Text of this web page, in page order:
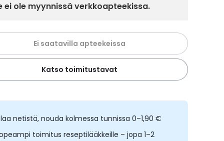
ei ole myynnissä verkkoapteekissa.
Ei saatavilla apteekeissa
Katso toimitustavat
netistä, nouda kolmessa tunnissa 0–1,90 €
toimitus reseptilääkkeille – jopa 1–2